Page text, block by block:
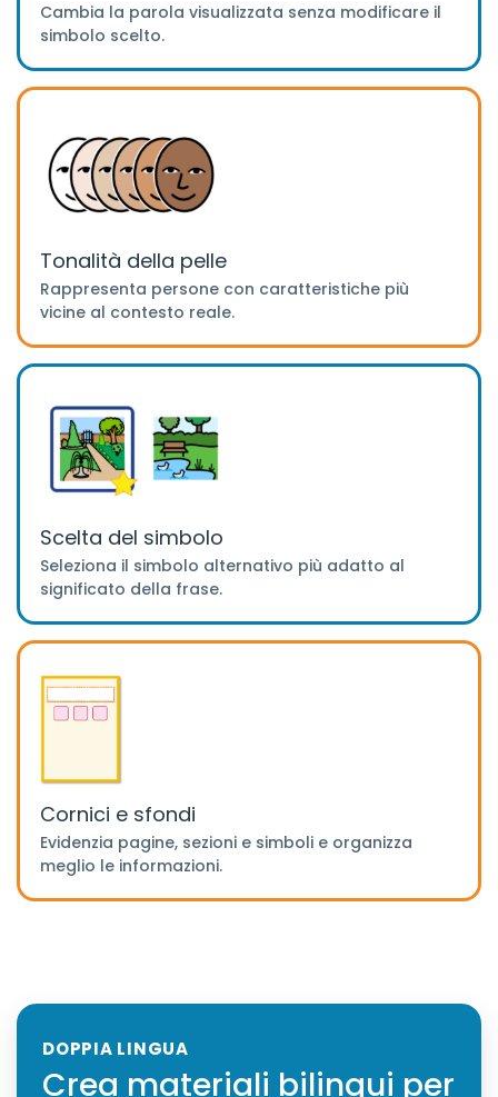
Cambia la parola visualizzata senza modificare il
simbolo scelto.
Tonalità della pelle
Rappresenta persone con caratteristiche più
vicine al contesto reale.
Scelta del simbolo
Seleziona il simbolo alternativo più adatto al
significato della frase.
Cornici e sfondi
Evidenzia pagine, sezioni e simboli e organizza
meglio le informazioni.
DOPPIA LINGUA
Crea materiali bilingui per